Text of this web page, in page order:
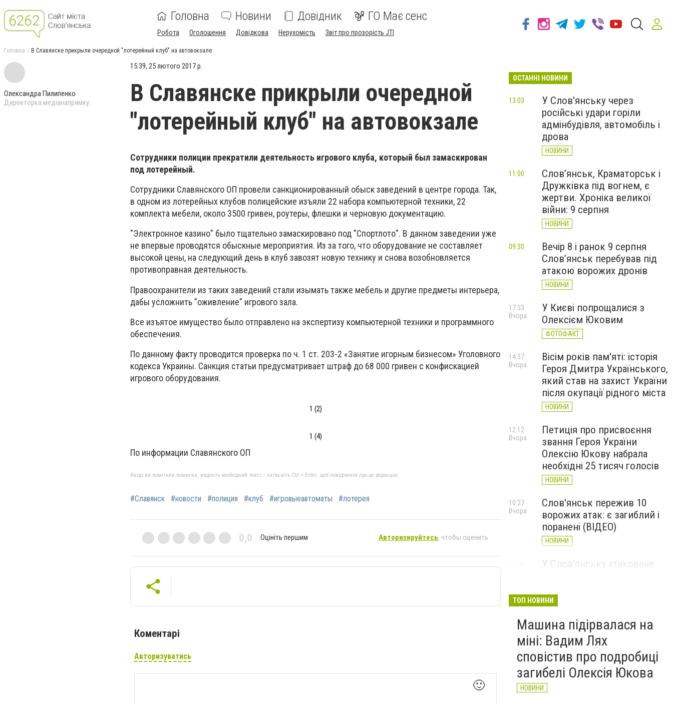
Головна Новини Довідник ГО Має сенс
Робота Оголошення Довідкова Нерухомість Звіт про прозорість JTI
Головна В Славянске прикрыли очередной "лотерейный клуб" на автовокзале
Олександра Пилипенко
Директорка медіанапрямку
15:39, 25 лютого 2017 р.
В Славянске прикрыли очередной
"лотерейный клуб" на автовокзале
Сотрудники полиции прекратили деятельность игрового клуба, который был замаскирован
под лотерейный.
Сотрудники Славянского ОП провели санкционированный обыск заведений в центре города. Так,
в одном из лотерейных клубов полицейские изъяли 22 набора компьютерной техники, 22
комплекта мебели, около 3500 гривен, роутеры, флешки и черновую документацию.
"Электронное казино" было тщательно замаскировано под "Спортлото". В данном заведении уже
не впервые проводятся обыскные мероприятия. Из за того, что оборудование не составляет
высокой цены, на следующий день в клуб завозят новую технику и снова возобновляется
противоправная деятельность.
Правоохранители из таких заведений стали изымать также мебель и другие предметы интерьера,
дабы усложнить "оживление" игрового зала.
Все изъятое имущество было отправлено на экспертизу компьютерной техники и программного
обеспечения.
По данному факту проводится проверка по ч. 1 ст. 203-2 «Занятие игорным бизнесом» Уголовного
кодекса Украины. Санкция статьи предусматривает штраф до 68 000 гривен с конфискацией
игрового оборудования.
1 (2)
1 (4)
По информации Славянского ОП
Якщо ви помітили помилку, виділіть необхідний текст і натисніть Ctrl + Enter, щоб повідомити про це редакцію
#Славянск #новости #полиция #клуб #игровыеавтоматы #лотерея
0,0 Оцініть першим Авторизируйтесь, чтобы оценить
Коментарі
Авторизуватись
🙂
ОСТАННІ НОВИНИ
У Слов'янську через
російські удари горіли
адмінбудівля, автомобіль і
дрова
НОВИНИ
13:03
Слов’янськ, Краматорськ і
Дружківка під вогнем, є
жертви. Хроніка великої
війни: 9 серпня
НОВИНИ
11:00
Вечір 8 і ранок 9 серпня
Слов’янськ перебував під
атакою ворожих дронів
НОВИНИ
09:30
У Києві попрощалися з
Олексієм Юковим
ФОТОФАКТ
17:33
Вчора
Вісім років пам'яті: історія
Героя Дмитра Українського,
який став на захист України
після окупації рідного міста
НОВИНИ
14:37
Вчора
Петиція про присвоєння
звання Героя України
Олексію Юкову набрала
необхідні 25 тисяч голосів
НОВИНИ
12:12
Вчора
Слов'янськ пережив 10
ворожих атак: є загиблий і
поранені (ВІДЕО)
НОВИНИ
10:27
Вчора
У Слов’янську атаковане
НОВИНИ
ТОП НОВИНИ
Машина підірвалася на
міні: Вадим Лях
сповістив про подробиці
загибелі Олексія Юкова
НОВИНИ